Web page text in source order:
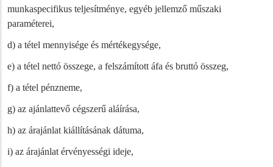
munkaspecifikus teljesítménye, egyéb jellemző műszaki
paraméterei,
d) a tétel mennyisége és mértékegysége,
e) a tétel nettó összege, a felszámított áfa és bruttó összeg,
f) a tétel pénzneme,
g) az ajánlattevő cégszerű aláírása,
h) az árajánlat kiállításának dátuma,
i) az árajánlat érvényességi ideje,